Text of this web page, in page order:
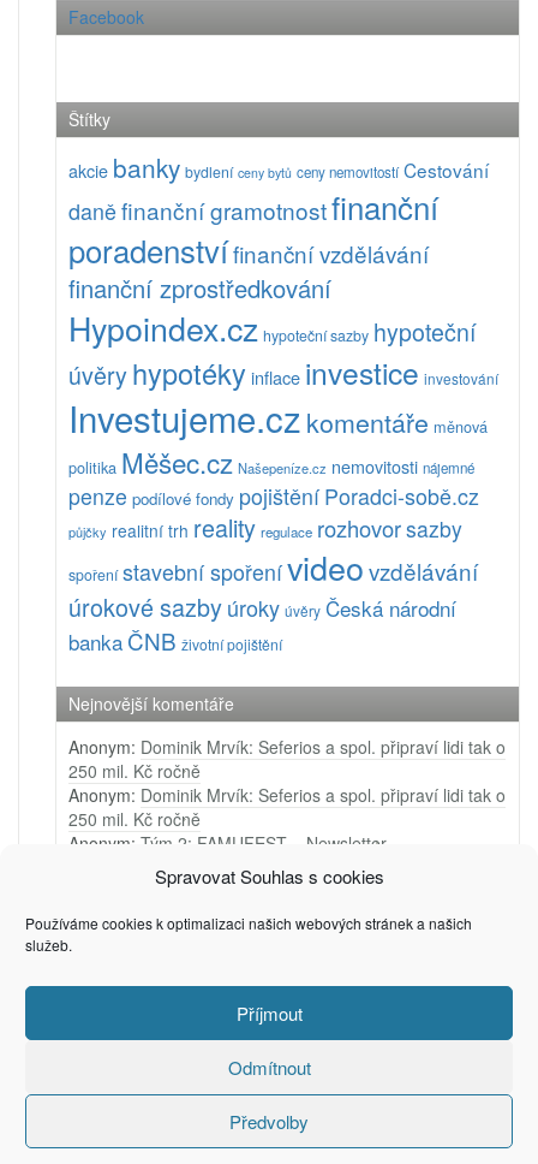
Spravovat Souhlas s cookies
Používáme cookies k optimalizaci našich webových stránek a našich
služeb.
Příjmout
Odmítnout
Předvolby
Facebook
Štítky
akcie banky bydlení ceny bytů ceny nemovitostí Cestování
daněfinanční gramotnostfinanční
poradenstvífinanční vzdělávání
finanční zprostředkování
Hypoindex.cz hypoteční sazby hypoteční
úvěryhypotéky inflace investice investování
Investujeme.czkomentáře měnová
politika Měšec.cz Našepeníze.cz nemovitosti nájemné
penze podílové fondy pojištěníPoradci-sobě.cz
půjčky realitní trh reality regulace rozhovorsazby
spoření stavební spořenívideovzdělávání
úrokové sazbyúroky úvěry Česká národní
banka ČNB životní pojištění
Nejnovější komentáře
Anonym: Dominik Mrvík: Seferios a spol. připraví lidi tak o
250 mil. Kč ročně
Anonym: Dominik Mrvík: Seferios a spol. připraví lidi tak o
250 mil. Kč ročně
Anonym: Tým 2: FAMUFEST – Newsletter
Tým 1: Ji.hlava – Newsletter
Tým 4: Very Merry Arts – PR video
Petr Zámečník
Creare Magazin Online
Privacy & Cookies: This site uses cookies. By continuing to use this
website, you agree to their use.
To find out more, including how to control cookies, see here: